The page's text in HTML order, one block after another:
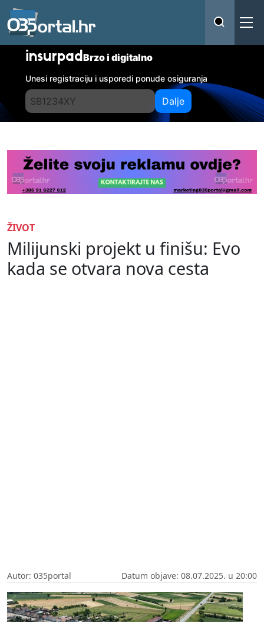
insurpadBrzo i digitalno
Unesi registraciju i usporedi ponude osiguranja
Dalje
ŽIVOT
Milijunski projekt u finišu: Evo
kada se otvara nova cesta
Autor: 035portal Datum objave: 08.07.2025. u 20:00